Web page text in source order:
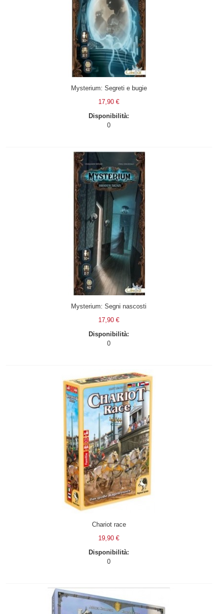
Mysterium: Segreti e bugie
17,90 €
Disponibilità:
0
Mysterium: Segni nascosti
17,90 €
Disponibilità:
0
Chariot race
19,90 €
Disponibilità:
0